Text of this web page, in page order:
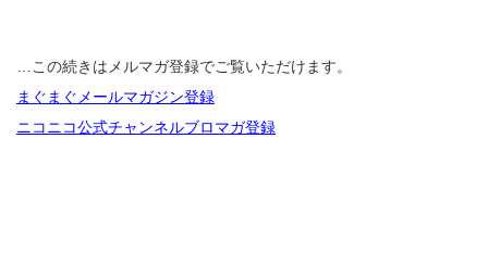
…この続きはメルマガ登録でご覧いただけます。
まぐまぐメールマガジン登録
ニコニコ公式チャンネルブロマガ登録